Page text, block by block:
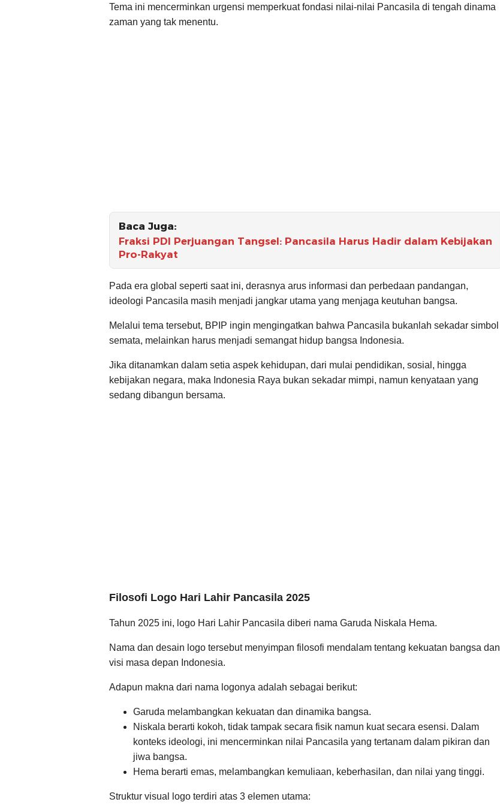
Tema ini mencerminkan urgensi memperkuat fondasi nilai-nilai Pancasila di tengah dinama
zaman yang tak menentu.
Baca Juga:
Fraksi PDI Perjuangan Tangsel: Pancasila Harus Hadir dalam Kebijakan
Pro-Rakyat
Pada era global seperti saat ini, derasnya arus informasi dan perbedaan pandangan,
ideologi Pancasila masih menjadi jangkar utama yang menjaga keutuhan bangsa.
Melalui tema tersebut, BPIP ingin mengingatkan bahwa Pancasila bukanlah sekadar simbol
semata, melainkan harus menjadi semangat hidup bangsa Indonesia.
Jika ditanamkan dalam setia aspek kehidupan, dari mulai pendidikan, sosial, hingga
kebijakan negara, maka Indonesia Raya bukan sekadar mimpi, namun kenyataan yang
sedang dibangun bersama.
Filosofi Logo Hari Lahir Pancasila 2025
Tahun 2025 ini, logo Hari Lahir Pancasila diberi nama Garuda Niskala Hema.
Nama dan desain logo tersebut menyimpan filosofi mendalam tentang kekuatan bangsa dan
visi masa depan Indonesia.
Adapun makna dari nama logonya adalah sebagai berikut:
Garuda melambangkan kekuatan dan dinamika bangsa.
Niskala berarti kokoh, tidak tampak secara fisik namun kuat secara esensi. Dalam
konteks ideologi, ini mencerminkan nilai Pancasila yang tertanam dalam pikiran dan
jiwa bangsa.
Hema berarti emas, melambangkan kemuliaan, keberhasilan, dan nilai yang tinggi.
Struktur visual logo terdiri atas 3 elemen utama: